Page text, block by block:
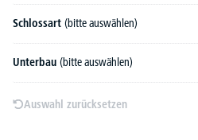
Schlossart (bitte auswählen)
Unterbau (bitte auswählen)
Auswahl zurücksetzen